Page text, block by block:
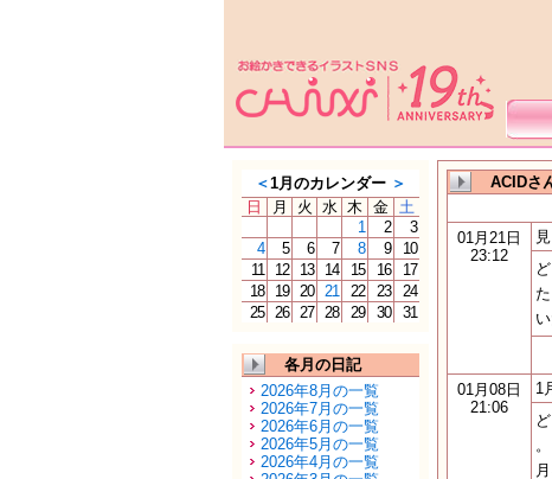
＜1月のカレンダー ＞
日
月 火 水 木 金 土
1
2
3
4
5 6 7 8 9
10
11
12 13 14 15 16
17
18
19 20 21 22 23
24
25 26 27 28 29 30 31
各月の日記
2026年8月の一覧
2026年7月の一覧
2026年6月の一覧
2026年5月の一覧
2026年4月の一覧
ACIDさ
01月21日
23:12
01月08日
21:06
1